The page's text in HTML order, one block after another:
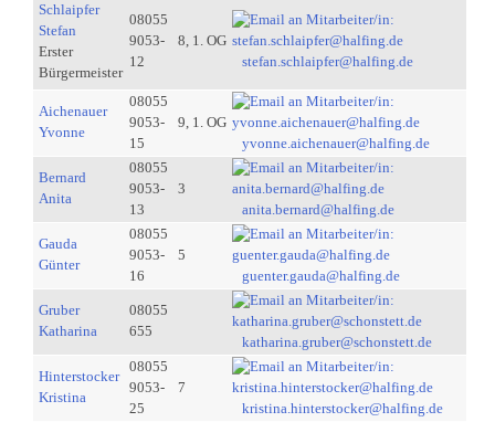
Schlaipfer
Stefan
Erster
Bürgermeister
08055
9053-
12
8, 1. OG
stefan.schlaipfer@halfing.de
Aichenauer
Yvonne
08055
9053-
15
9, 1. OG
yvonne.aichenauer@halfing.de
Bernard
Anita
08055
9053-
13
3
anita.bernard@halfing.de
Gauda
Günter
08055
9053-
16
5
guenter.gauda@halfing.de
Gruber
Katharina
08055
655
katharina.gruber@schonstett.de
Hinterstocker
Kristina
08055
9053-
25
7
kristina.hinterstocker@halfing.de